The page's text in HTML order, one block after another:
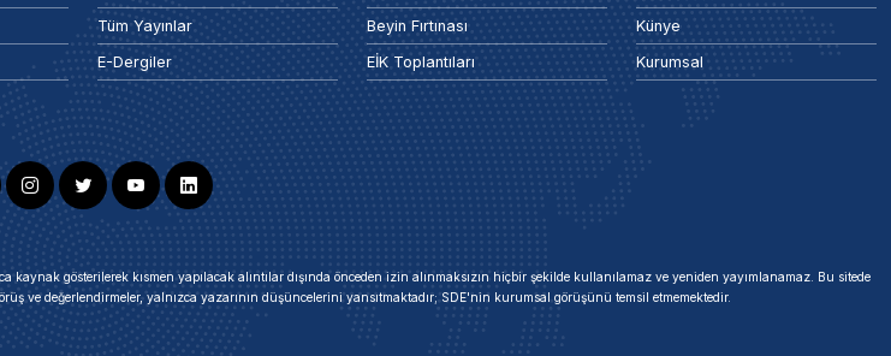
Tüm Yayınlar
E-Dergiler
Beyin Fırtınası
EİK Toplantıları
Künye
Kurumsal
gösterilerek kısmen yapılacak alıntılar dışında önceden izin alınmaksızın hiçbir şekilde kullanılamaz ve yeniden yayımlanamaz. Bu sitede
ve değerlendirmeler, yalnızca yazarının düşüncelerini yansıtmaktadır; SDE'nin kurumsal görüşünü temsil etmemektedir.